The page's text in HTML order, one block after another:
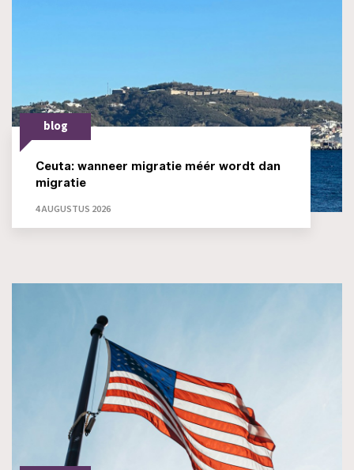
blog
Ceuta: wanneer migratie méér wordt dan
migratie
4 AUGUSTUS 2026